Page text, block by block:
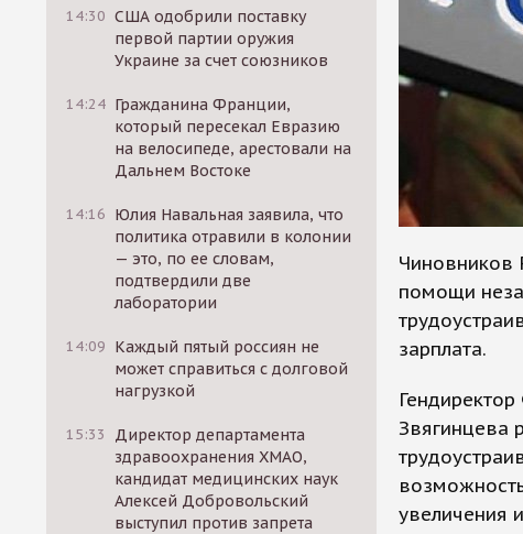
14:30 США одобрили поставку
первой партии оружия
Украине за счет союзников
14:24 Гражданина Франции,
который пересекал Евразию
на велосипеде, арестовали на
Дальнем Востоке
14:16 Юлия Навальная заявила, что
политика отравили в колонии
— это, по ее словам,
подтвердили две
лаборатории
14:09 Каждый пятый россиян не
может справиться с долговой
нагрузкой
15:33
Директор департамента
здравоохранения ХМАО,
кандидат медицинских наук
Алексей Добровольский
выступил против запрета
Чиновников
помощи
зарплата.
Звягинцева
увеличения